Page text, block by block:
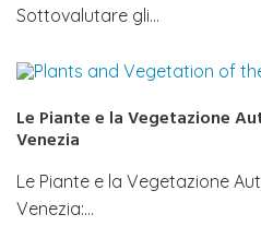
Sottovalutare gli…
Le Piante e la Vegetazione
Venezia
Le Piante e la Vegetazione
Venezia:…